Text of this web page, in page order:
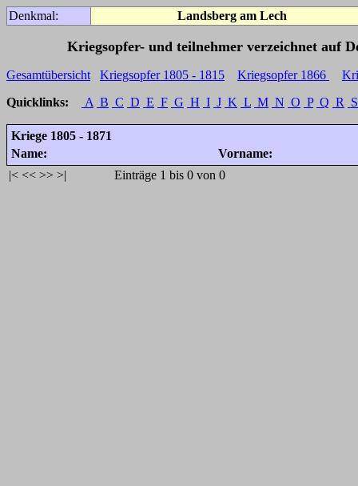
Denkmal: Landsberg am Lech
Kriegsopfer- und teilnehmer verzeichnet auf
Gesamtübersicht Kriegsopfer 1805 - 1815 Kriegsopfer 1866
Quicklinks:
A B C D E F G H I J K L M N O P Q R S
Kriege 1805 - 1871
Name:
Vorname:
|< << >> >| Einträge 1 bis 0 von 0